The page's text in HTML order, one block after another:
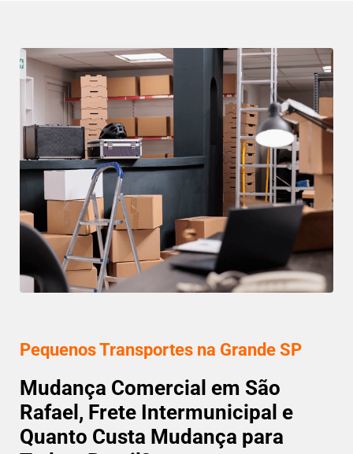
Pequenos Transportes na Grande SP
Mudança Comercial em São
Rafael, Frete Intermunicipal e
Quanto Custa Mudança para